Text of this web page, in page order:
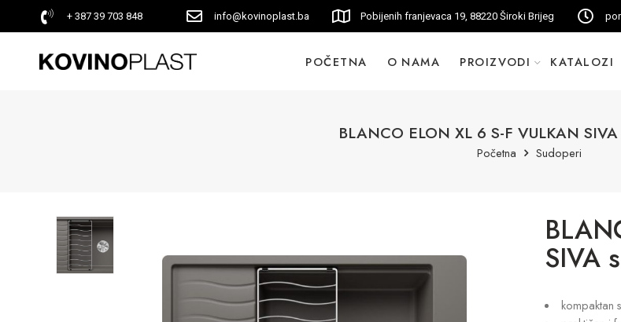
+ 387 39 703 848 info@kovinoplast.ba Pobijenih franjevaca 19, 88220 Široki Brijeg
POČETNA O NAMA PROIZVODI KATALOZI
BLANCO ELON XL 6 S-F VULKAN
Početna Sudoperi
SIVA
kompaktan